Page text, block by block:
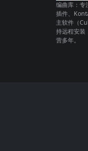
编曲库：专
插件、
主软件（
持远程安装
营多年。